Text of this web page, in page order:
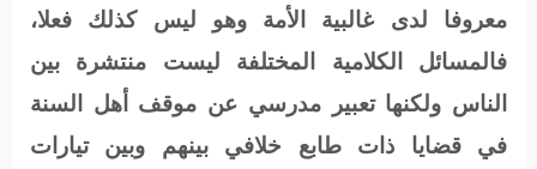
معروفا لدى غالبية الأمة وهو ليس كذلك فعلا،
فالمسائل الكلامية المختلفة ليست منتشرة بين
الناس ولكنها تعبير مدرسي عن موقف أهل السنة
في قضايا ذات طابع خلافي بينهم وبين تيارات